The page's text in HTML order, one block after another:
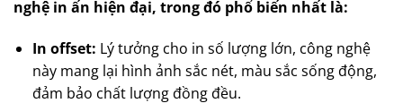
nghệ in ấn hiện đại, trong đó phổ biến nhất là:
In offset: Lý tưởng cho in số lượng lớn, công nghệ
này mang lại hình ảnh sắc nét, màu sắc sống động,
đảm bảo chất lượng đồng đều.